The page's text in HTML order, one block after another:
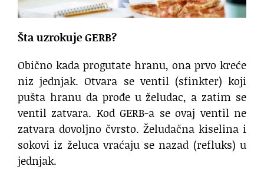
Šta uzrokuje GERB?
Obično kada progutate hranu, ona prvo kreće
niz jednjak. Otvara se ventil (sfinkter) koji
pušta hranu da prođe u želudac, a zatim se
ventil zatvara. Kod GERB-a se ovaj ventil ne
zatvara dovoljno čvrsto. Želudačna kiselina i
sokovi iz želuca vraćaju se nazad (refluks) u
jednjak.